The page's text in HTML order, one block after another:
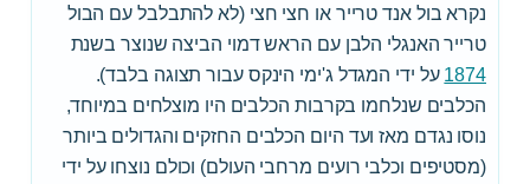
נקרא בול אנד טרייר או חצי חצי (לא להתבלבל עם הבול
טרייר האנגלי הלבן עם הראש דמוי הביצה שנוצר בשנת
1874 על ידי המגדל ג'ימי הינקס עבור תצוגה בלבד).
הכלבים שנלחמו בקרבות הכלבים היו מוצלחים במיוחד,
נוסו נגדם מאז ועד היום הכלבים החזקים והגדולים ביותר
(מסטיפים וכלבי רועים מרחבי העולם) וכולם נוצחו על ידי